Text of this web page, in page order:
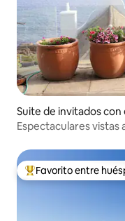
Suite de invitados
en Kalk Bay, Cape
Espectaculares vistas
Favorito entre los
Favorito entre